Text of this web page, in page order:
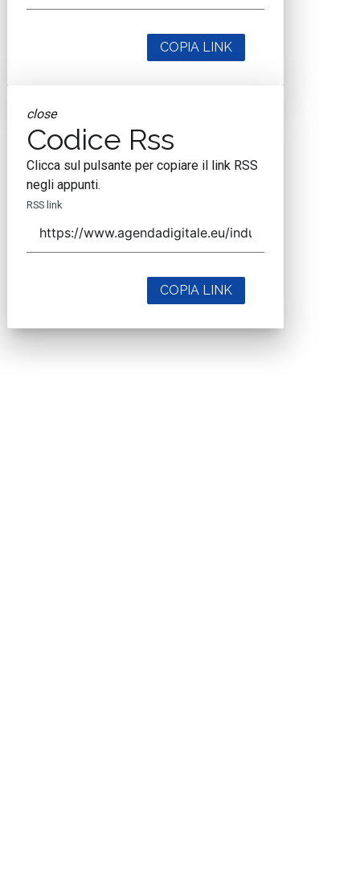
COPIA LINK
close
Codice Rss
Clicca sul pulsante per copiare il link RSS
negli appunti.
RSS link
COPIA LINK